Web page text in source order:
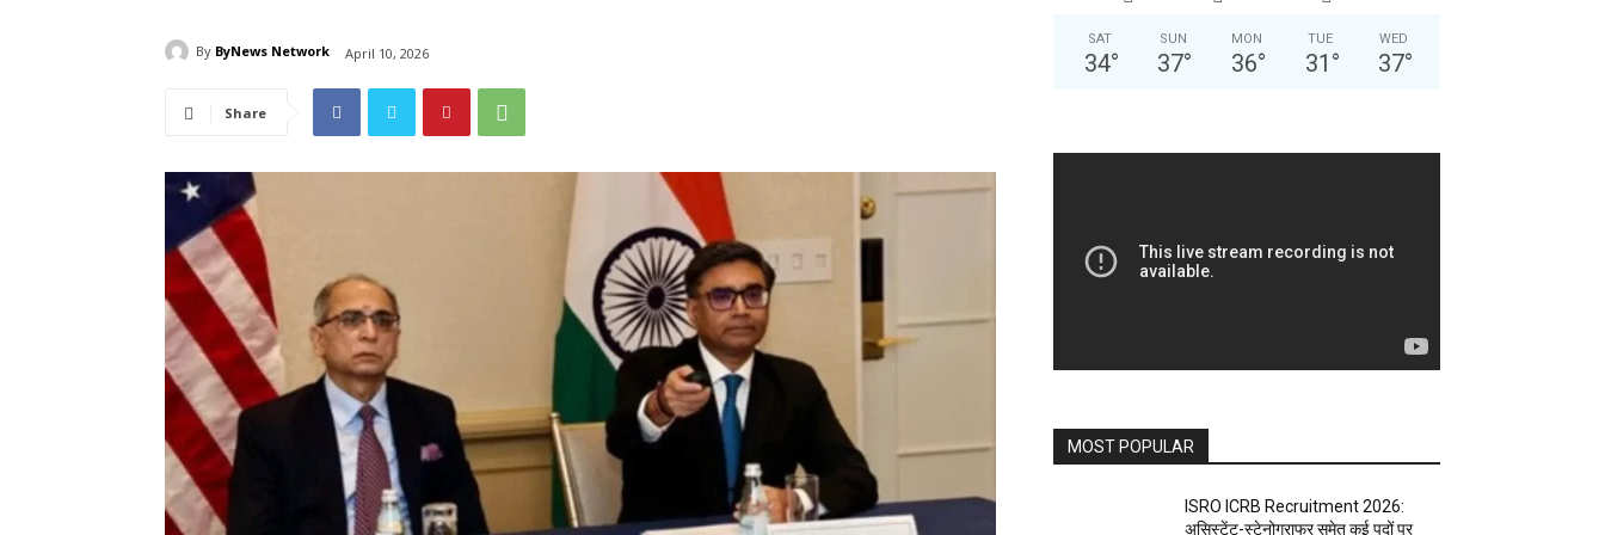
By ByNews Network April 10, 2026
Share
SAT
34°
SUN
37°
MON
36°
TUE
31 °
WED
37°
MOST POPULAR
ISRO ICRB Recruitment 2026:
असिस्टेंट-स्टेनोग्राफर समेत कई पदों पर